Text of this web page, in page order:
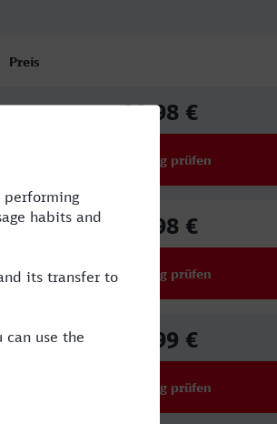
Preis
80,98 €
Verbindung prüfen
65,98 €
Verbindung prüfen
39,99 €
Verbindung prüfen